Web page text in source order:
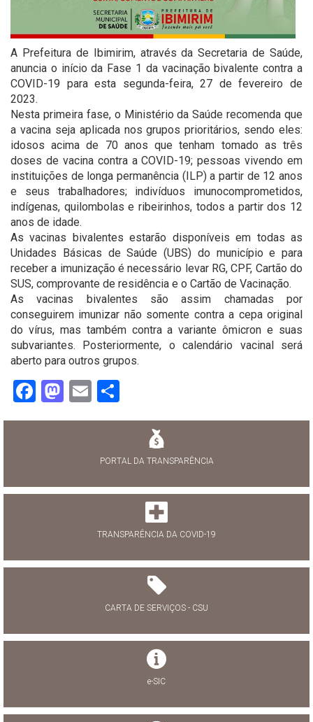
A Prefeitura de Ibimirim, através da Secretaria de Saúde,
anuncia o início da Fase 1 da vacinação bivalente contra a
COVID-19 para esta segunda-feira, 27 de fevereiro de
2023.
Nesta primeira fase, o Ministério da Saúde recomenda que
a vacina seja aplicada nos grupos prioritários, sendo eles:
idosos acima de 70 anos que tenham tomado as três
doses de vacina contra a COVID-19; pessoas vivendo em
instituições de longa permanência (ILP) a partir de 12 anos
e seus trabalhadores; indivíduos imunocomprometidos,
indígenas, quilombolas e ribeirinhos, todos a partir dos 12
anos de idade.
As vacinas bivalentes estarão disponíveis em todas as
Unidades Básicas de Saúde (UBS) do município e para
receber a imunização é necessário levar RG, CPF, Cartão do
SUS, comprovante de residência e o Cartão de Vacinação.
As vacinas bivalentes são assim chamadas por
conseguirem imunizar não somente contra a cepa original
do vírus, mas também contra a variante ômicron e suas
subvariantes. Posteriormente, o calendário vacinal será
aberto para outros grupos.
Facebook
Mastodon
Email
PORTAL DA TRANSPARÊNCIA
TRANSPARÊNCIA DA COVID-19
CARTA DE SERVIÇOS - CSU
e-SIC